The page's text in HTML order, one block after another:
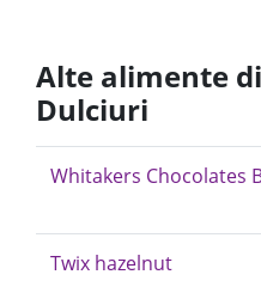
Alte alimente
Dulciuri
Whitakers Chocolates
Twix hazelnut